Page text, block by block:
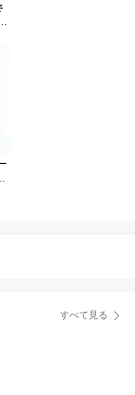
すべて見る